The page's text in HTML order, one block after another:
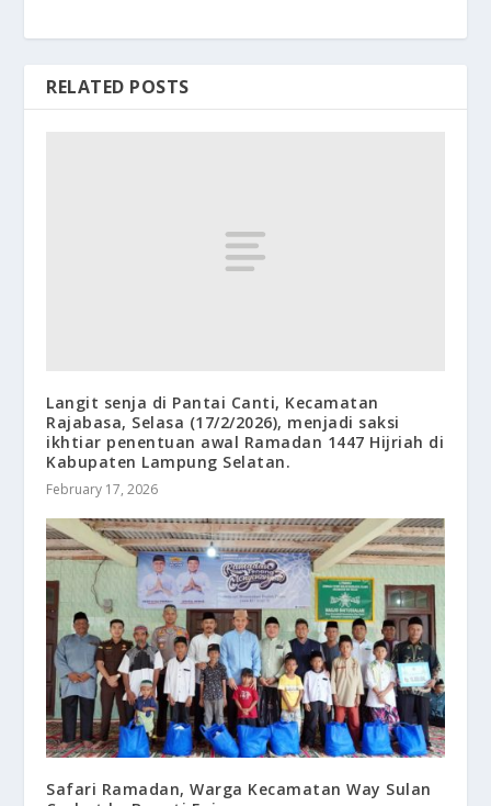
RELATED POSTS
Langit senja di Pantai Canti, Kecamatan
Rajabasa, Selasa (17/2/2026), menjadi saksi
ikhtiar penentuan awal Ramadan 1447 Hijriah di
Kabupaten Lampung Selatan.
February 17, 2026
Safari Ramadan, Warga Kecamatan Way Sulan